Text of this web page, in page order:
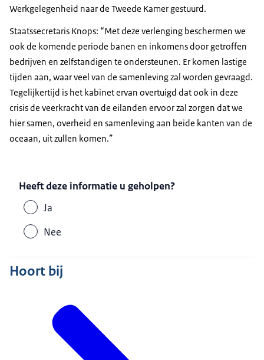
Werkgelegenheid naar de Tweede Kamer gestuurd.
Staatssecretaris Knops: “Met deze verlenging beschermen we
ook de komende periode banen en inkomens door getroffen
bedrijven en zelfstandigen te ondersteunen. Er komen lastige
tijden aan, waar veel van de samenleving zal worden gevraagd.
Tegelijkertijd is het kabinet ervan overtuigd dat ook in deze
crisis de veerkracht van de eilanden ervoor zal zorgen dat we
hier samen, overheid en samenleving aan beide kanten van de
oceaan, uit zullen komen.”
Heeft deze informatie u geholpen?
Ja
Nee
Hoort bij